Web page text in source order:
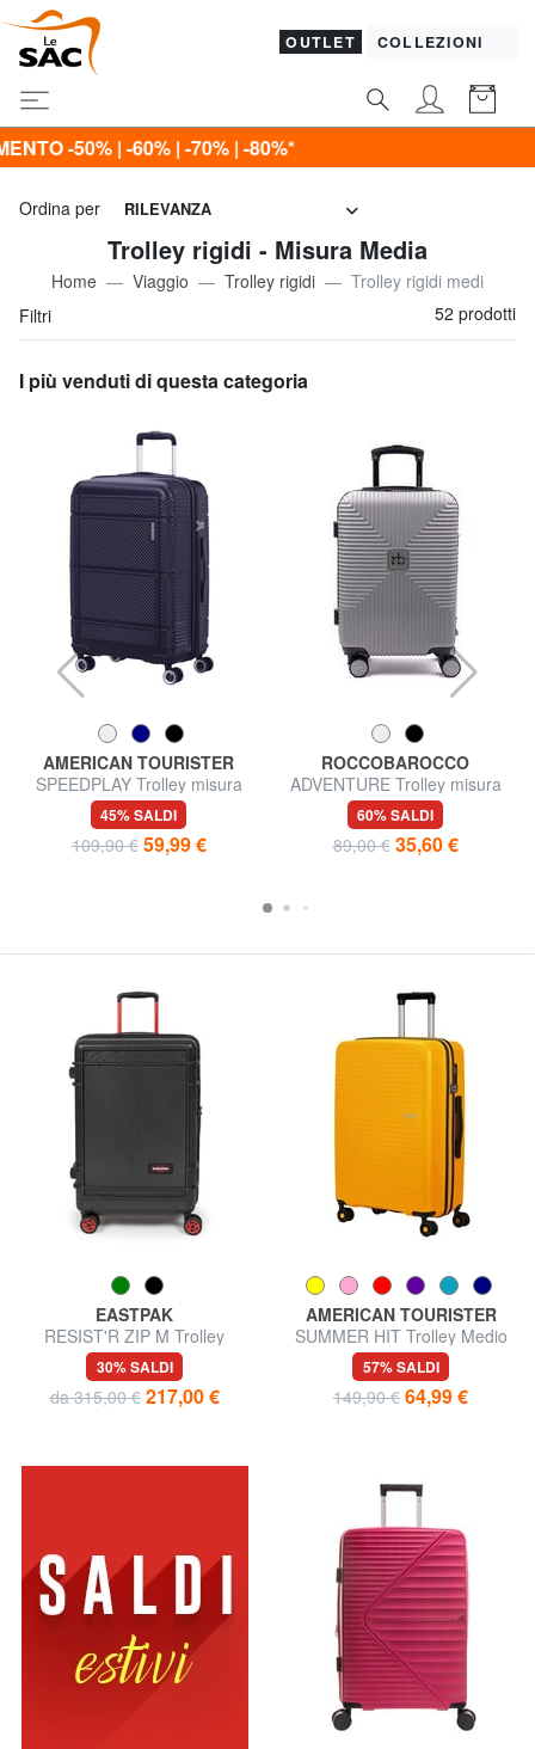
OUTLET COLLEZIONI
Ordina per RILEVANZA
Trolley rigidi - Misura Media
Home Viaggio Trolley rigidi
Trolley rigidi medi
Filtri
52 prodotti
I più venduti di questa categoria
AMERICAN TOURISTER
SPEEDPLAY Trolley misura
media
45% SALDI
109,90 € 59,99 €
ROCCOBAROCCO
ADVENTURE Trolley misura
media
60% SALDI
89,00 € 35,60 €
EASTPAK
RESIST'R ZIP M Trolley
medio
30% SALDI
da 315,00 € 217,00 €
AMERICAN TOURISTER
SUMMER HIT Trolley Medio
57% SALDI
149,90 € 64,99 €